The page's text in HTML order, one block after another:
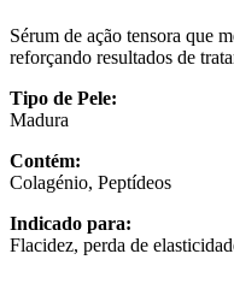
Sérum de ação tensora que
reforçando resultados de
Tipo de Pele:
Madura
Contém:
Colagénio, Peptídeos
Indicado para:
Flacidez, perda de